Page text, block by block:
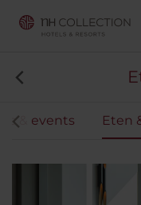
& events Eten